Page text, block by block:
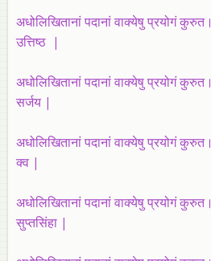
अधोलिखितानां पदानां वाक्येषु प्रयोगं कुरुत।
उत्तिष्ठ |
अधोलिखितानां पदानां वाक्येषु प्रयोगं कुरुत।
सर्जय |
अधोलिखितानां पदानां वाक्येषु प्रयोगं कुरुत।
क्व |
अधोलिखितानां पदानां वाक्येषु प्रयोगं कुरुत।
सुप्तसिंहा |